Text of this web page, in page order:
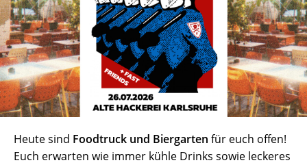
Heute sind Foodtruck und Biergarten für euch offen!
Euch erwarten wie immer kühle Drinks sowie leckeres